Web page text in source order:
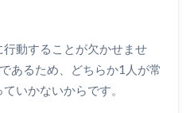
動することが欠かせませ
あるため、どちらか1人が常
いかないからです。